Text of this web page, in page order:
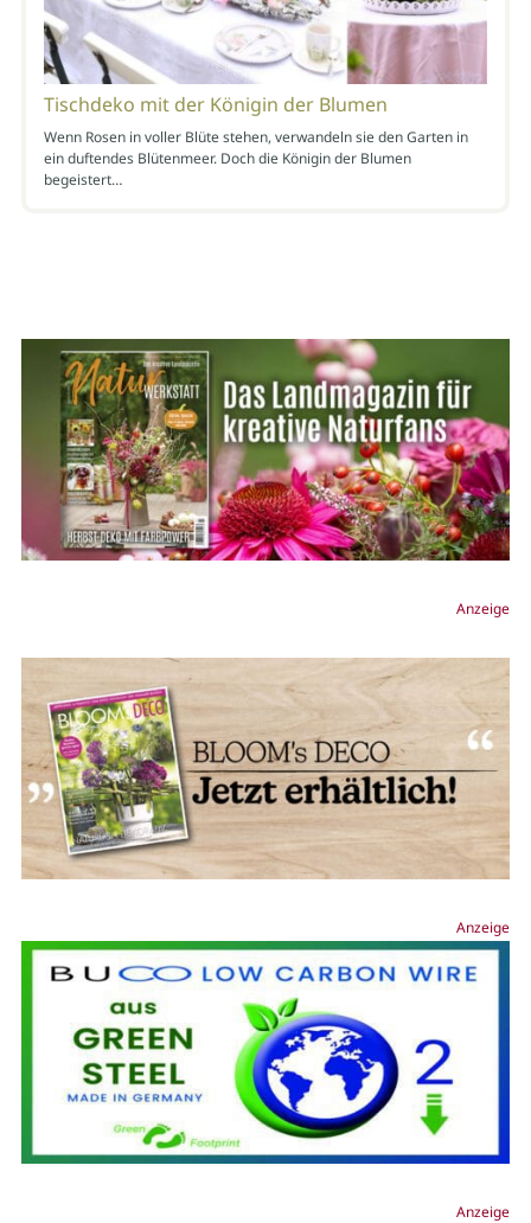
Tischdeko mit der Königin der Blumen
Wenn Rosen in voller Blüte stehen, verwandeln sie den Garten in
ein duftendes Blütenmeer. Doch die Königin der Blumen
begeistert…
Anzeige
Anzeige
Anzeige